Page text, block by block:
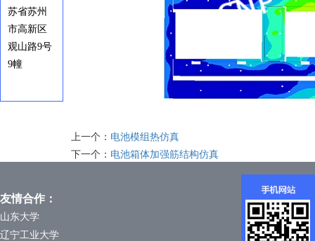
苏省苏州
市高新区
观山路9号
9幢
上一个： 电池模组热仿真
下一个： 电池箱体加强筋结构仿真
友情合作：
山东大学
辽宁工业大学